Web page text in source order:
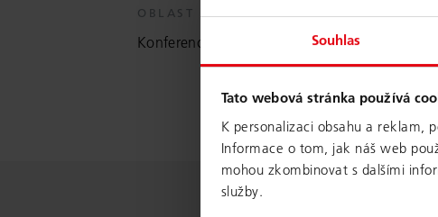
Souhlas
Tato webová stránka používá
K personalizaci obsahu a reklam,
Informace o tom, jak náš web
mohou zkombinovat s dalšími
služby.
OBLAST
Konference, Kanceláře managementu,